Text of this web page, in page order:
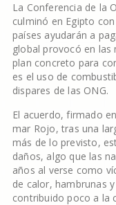
La Conferencia de la
culminó en Egipto
países ayudarán a
global provocó en las
plan concreto para
es el uso de
dispares de las ONG.
El acuerdo, firmado
mar Rojo, tras una
más de lo previsto,
daños, algo que las
años al verse como
de calor, hambrunas
contribuido poco a la